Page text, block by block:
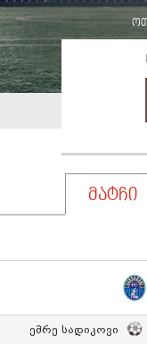
მატჩი
Ემრე Სადიკოვი